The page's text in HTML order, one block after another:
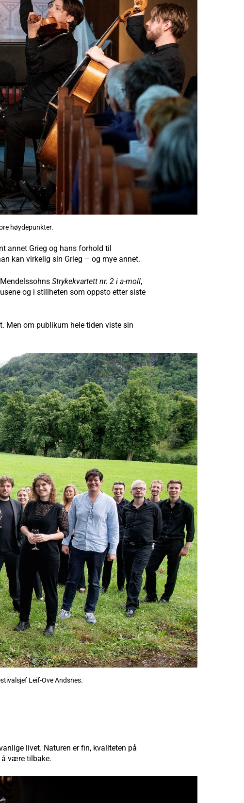
høydepunkter.
annet Grieg og hans forhold til
kan virkelig sin Grieg – og mye annet.
Strykekvartett nr. 2 i a-moll,
og i stillheten som oppsto etter siste
Men om publikum hele tiden viste sin
Leif-Ove Andsnes.
livet. Naturen er fin, kvaliteten på
å være tilbake.